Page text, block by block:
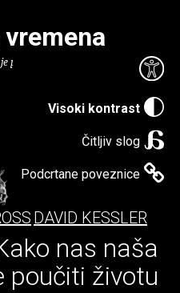
Visoki kontrast
Čitljiv slog
Podcrtane poveznice
puno knjiga.
DAVID KESSLER
nas naša
poučiti životu